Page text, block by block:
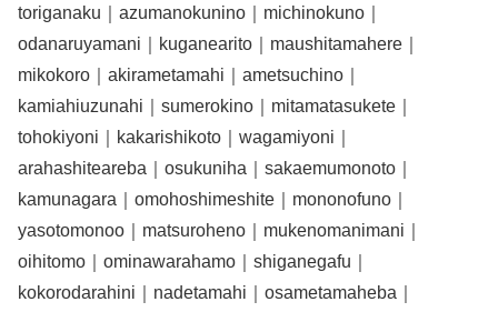
toriganaku｜azumanokunino｜michinokuno｜
odanaruyamani｜kuganearito｜maushitamahere｜
mikokoro｜akirametamahi｜ametsuchino｜
kamiahiuzunahi｜sumerokino｜mitamatasukete｜
tohokiyoni｜kakarishikoto｜wagamiyoni｜
arahashiteareba｜osukuniha｜sakaemumonoto｜
kamunagara｜omohoshimeshite｜mononofuno｜
yasotomonoo｜matsuroheno｜mukenomanimani｜
oihitomo｜ominawarahamo｜shiganegafu｜
kokorodarahini｜nadetamahi｜osametamaheba｜